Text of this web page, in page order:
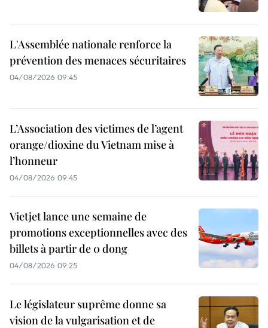
L'Assemblée nationale renforce la
prévention des menaces sécuritaires
04/08/2026 09:45
L’Association des victimes de l’agent
orange/dioxine du Vietnam mise à
l’honneur
04/08/2026 09:45
Vietjet lance une semaine de
promotions exceptionnelles avec des
billets à partir de 0 dong
04/08/2026 09:25
Le législateur suprême donne sa
vision de la vulgarisation et de